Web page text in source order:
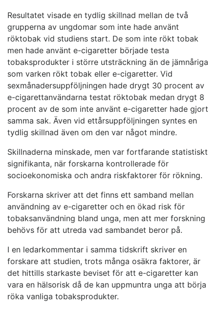
Resultatet visade en tydlig skillnad mellan de två
grupperna av ungdomar som inte hade använt
röktobak vid studiens start. De som inte rökt tobak
men hade använt e-cigaretter började testa
tobaksprodukter i större utsträckning än de jämnåriga
som varken rökt tobak eller e-cigaretter. Vid
sexmånadersuppföljningen hade drygt 30 procent av
e-cigarettanvändarna testat röktobak medan drygt 8
procent av de som inte använt e-cigaretter hade gjort
samma sak. Även vid ettårsuppföljningen syntes en
tydlig skillnad även om den var något mindre.
Skillnaderna minskade, men var fortfarande statistiskt
signifikanta, när forskarna kontrollerade för
socioekonomiska och andra riskfaktorer för rökning.
Forskarna skriver att det finns ett samband mellan
användning av e-cigaretter och en ökad risk för
tobaksanvändning bland unga, men att mer forskning
behövs för att utreda vad sambandet beror på.
I en ledarkommentar i samma tidskrift skriver en
forskare att studien, trots många osäkra faktorer, är
det hittills starkaste beviset för att e-cigaretter kan
vara en hälsorisk då de kan uppmuntra unga att börja
röka vanliga tobaksprodukter.